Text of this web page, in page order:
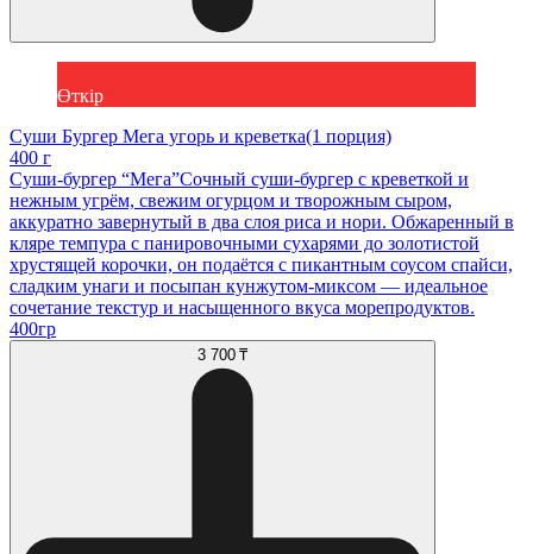
Өткір
Суши Бургер Мега угорь и креветка(1 порция)
400 г
Суши-бургер “Мега”Сочный суши-бургер с креветкой и
нежным угрём, свежим огурцом и творожным сыром,
аккуратно завернутый в два слоя риса и нори. Обжаренный в
кляре темпура с панировочными сухарями до золотистой
хрустящей корочки, он подаётся с пикантным соусом спайси,
сладким унаги и посыпан кунжутом-миксом — идеальное
сочетание текстур и насыщенного вкуса морепродуктов.
400гр
3 700 ₸